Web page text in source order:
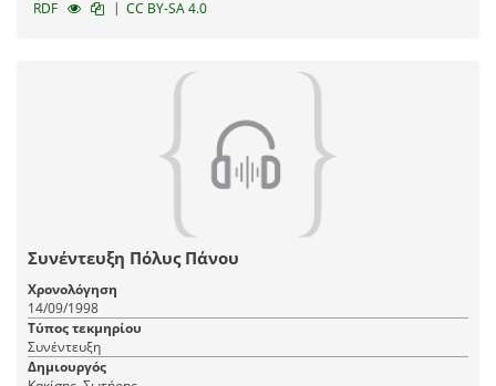
RDF
| CC BY-SA 4.0
Συνέντευξη Πόλυς Πάνου
Χρονολόγηση
14/09/1998
Τύπος τεκμηρίου
Συνέντευξη
Δημιουργός